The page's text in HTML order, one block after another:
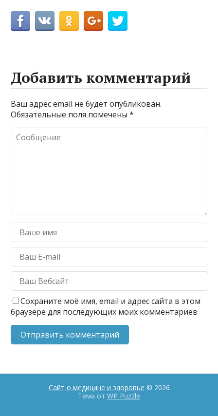
Добавить комментарий
Ваш адрес email не будет опубликован.
Обязательные поля помечены*
Сохраните моё имя, email и адрес сайта в этом
браузере для последующих моих комментариев
Сайт о медицине и здоровье © 2026
Тема от WP Puzzle